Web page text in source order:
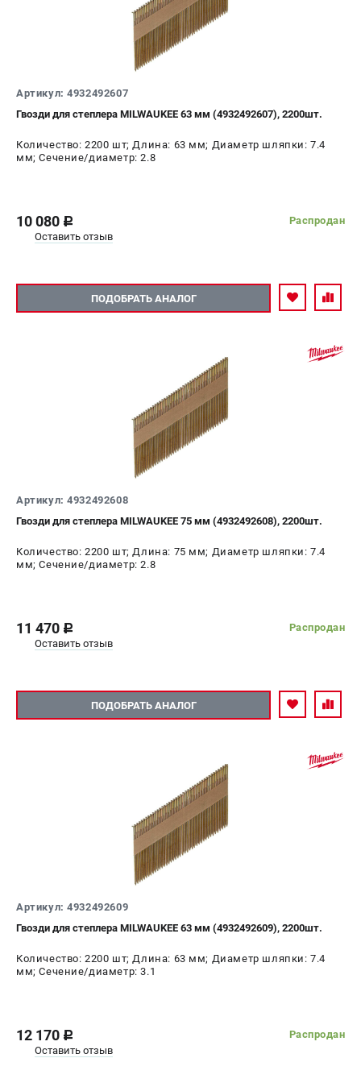
Артикул: 4932492607
Гвозди для степлера MILWAUKEE 63 мм (4932492607), 2200шт.
Количество: 2200 шт; Длина: 63 мм; Диаметр шляпки: 7.4
мм; Сечение/диаметр: 2.8
10 080 c
Распродан
Оставить отзыв
ПОДОБРАТЬ АНАЛОГ
Артикул: 4932492608
Гвозди для степлера MILWAUKEE 75 мм (4932492608), 2200шт.
Количество: 2200 шт; Длина: 75 мм; Диаметр шляпки: 7.4
мм; Сечение/диаметр: 2.8
11 470 c
Распродан
Оставить отзыв
ПОДОБРАТЬ АНАЛОГ
Артикул: 4932492609
Гвозди для степлера MILWAUKEE 63 мм (4932492609), 2200шт.
Количество: 2200 шт; Длина: 63 мм; Диаметр шляпки: 7.4
мм; Сечение/диаметр: 3.1
12 170 c
Распродан
Оставить отзыв